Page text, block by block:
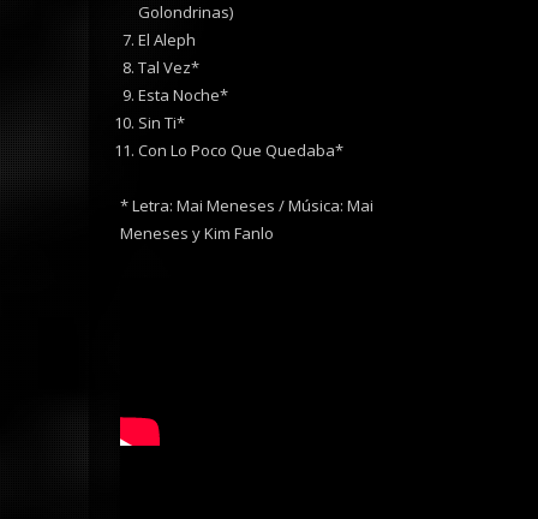
Golondrinas)
El Aleph
Tal Vez*
Esta Noche*
Sin Ti*
Con Lo Poco Que Quedaba*
* Letra: Mai Meneses / Música: Mai
Meneses y Kim Fanlo